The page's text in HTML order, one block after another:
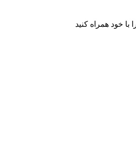
خود همراه کنید